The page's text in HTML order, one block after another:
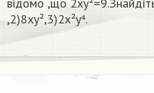
відомо ,що
,2)8ху²,3)2х²у⁴.​